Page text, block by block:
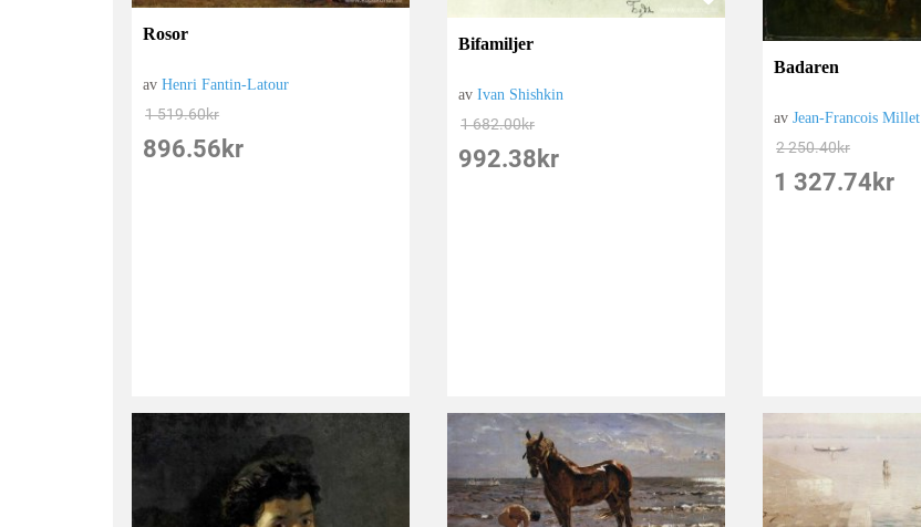
Rosor
avHenri Fantin-Latour
1 519.60kr
896.56 kr
Bifamiljer
avIvan Shishkin
1 682.00kr
992.38 kr
Badaren
avJean-Francois Millet
2 250.40kr
1 327.74 kr